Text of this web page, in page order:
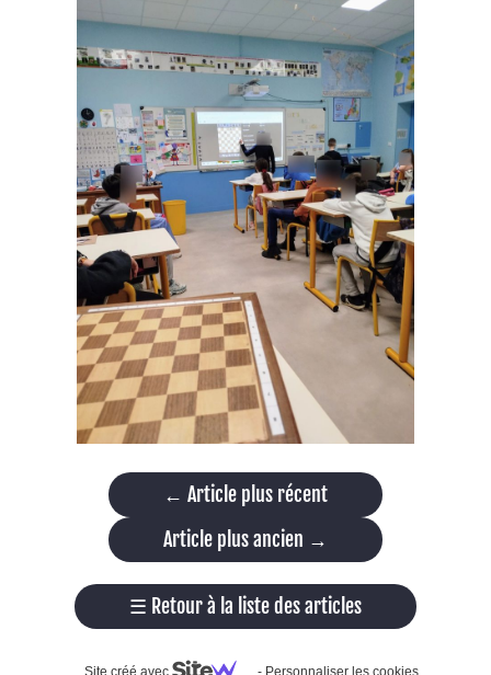
← Article plus récent
Article plus ancien →
☰ Retour à la liste des articles
Site créé avec - Personnaliser les cookies